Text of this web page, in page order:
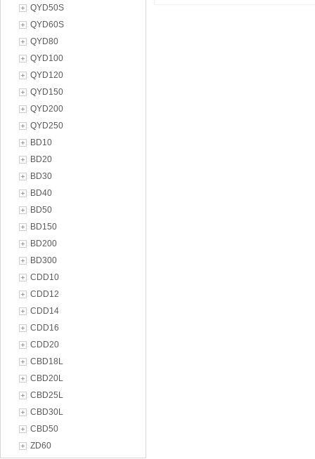
QYD50S
QYD60S
QYD80
QYD100
QYD120
QYD150
QYD200
QYD250
BD10
BD20
BD30
BD40
BD50
BD150
BD200
BD300
CDD10
CDD12
CDD14
CDD16
CDD20
CBD18L
CBD20L
CBD25L
CBD30L
CBD50
ZD60